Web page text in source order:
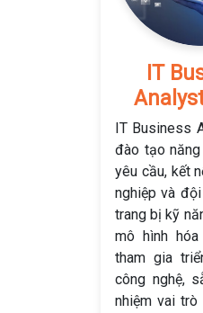
IT
IT Business
đào tạo
yêu cầu, kết
nghiệp và
trang bị kỹ
mô hình
tham gia
công nghệ,
nhiệm vai